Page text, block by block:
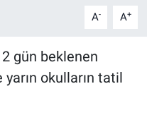
A- A+
gün beklenen
yarın okulların tatil